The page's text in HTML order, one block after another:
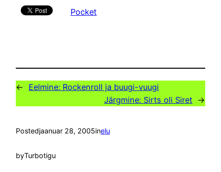
Pocket
← Eelmine: Rockenroll ja buugi-vuugi
Järgmine: Sirts oli Siret →
Postedjaanuar 28, 2005inelu
byTurbotigu